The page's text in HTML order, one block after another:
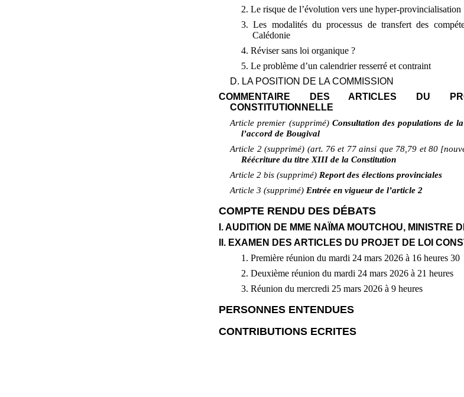
2. Le risque de l’évolution vers une hyper-provincialisation
3. Les modalités du processus de transfert des
Calédonie
4. Réviser sans loi organique ?
5. Le problème d’un calendrier resserré et contraint
D. LA POSITION DE LA COMMISSION
COMMENTAIRE DES ARTICLES DU
CONSTITUTIONNELLE
Article premier (supprimé) Consultation des populations de
l’accord de Bougival
Article 2 (supprimé) (art. 76 et 77 ainsi que 78,79 et 80
Réécriture du titre XIII de la Constitution
Article 2 bis (supprimé) Report des élections provinciales
Article 3 (supprimé) Entrée en vigueur de l’article 2
COMPTE RENDU DES DÉBATS
I. AUDITION DE MME NAÏMA MOUTCHOU, MINISTRE
II. EXAMEN DES ARTICLES DU PROJET DE LOI
1. Première réunion du mardi 24 mars 2026 à 16 heures 30
2. Deuxième réunion du mardi 24 mars 2026 à 21 heures
3. Réunion du mercredi 25 mars 2026 à 9 heures
PERSONNES ENTENDUES
CONTRIBUTIONS ECRITES